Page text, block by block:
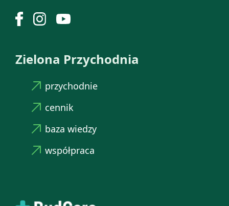
Zielona Przychodnia
przychodnie
cennik
baza wiedzy
współpraca